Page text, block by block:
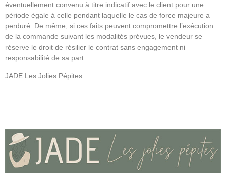
éventuellement convenu à titre indicatif avec le client pour une
période égale à celle pendant laquelle le cas de force majeure a
perduré. De même, si ces faits peuvent compromettre l’exécution
de la commande suivant les modalités prévues, le vendeur se
réserve le droit de résilier le contrat sans engagement ni
responsabilité de sa part.
JADE Les Jolies Pépites